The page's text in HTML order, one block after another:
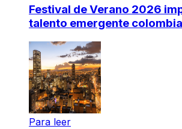
Festival de Verano 2026
talento emergente
Para leer